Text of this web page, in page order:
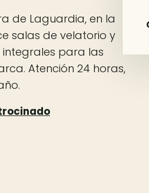
de Laguardia, en la
salas de velatorio y
integrales para las
Atención 24 horas,